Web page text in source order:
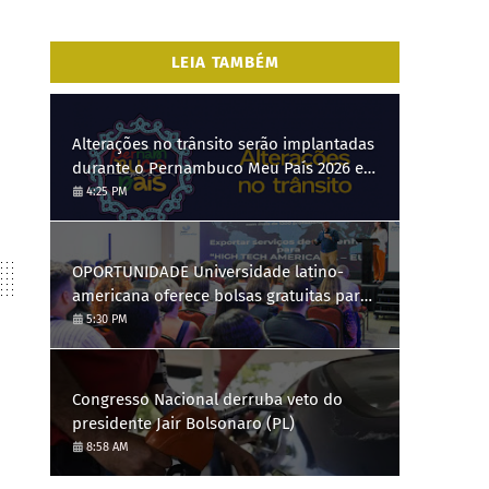
LEIA TAMBÉM
Alterações no trânsito serão implantadas
durante o Pernambuco Meu País 2026 em
Gravatá, de 29 de julho a 3 de agosto
4:25 PM
OPORTUNIDADE Universidade latino-
americana oferece bolsas gratuitas para
Engenharia de Software; saiba como se
candidatar
5:30 PM
Congresso Nacional derruba veto do
presidente Jair Bolsonaro (PL)
8:58 AM